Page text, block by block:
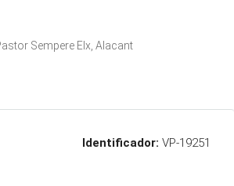
Sempere Elx, Alacant
Identificador: VP-19251